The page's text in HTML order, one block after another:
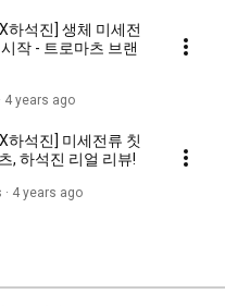
하석진] 생체 미세전
작 - 트로마츠 브랜
4 years ago
하석진] 미세전류 칫
, 하석진 리얼 리뷰!
4 years ago